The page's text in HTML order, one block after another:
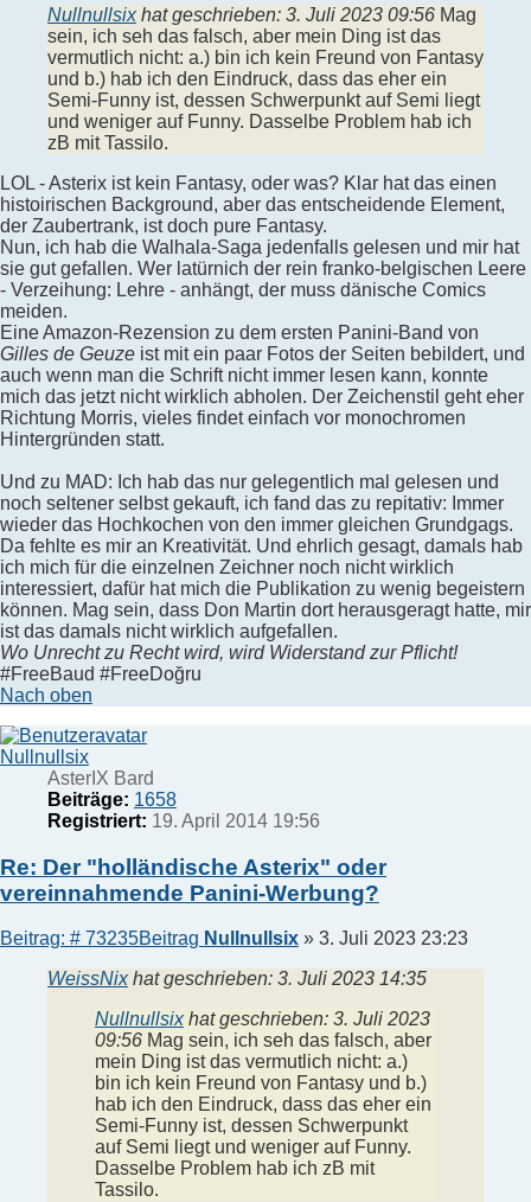
Nullnullsixhat geschrieben: 3. Juli 2023 09:56 Mag
sein, ich seh das falsch, aber mein Ding ist das
vermutlich nicht: a.) bin ich kein Freund von Fantasy
und b.) hab ich den Eindruck, dass das eher ein
Semi-Funny ist, dessen Schwerpunkt auf Semi liegt
und weniger auf Funny. Dasselbe Problem hab ich
zB mit Tassilo.
LOL - Asterix ist kein Fantasy, oder was? Klar hat das einen
histoirischen Background, aber das entscheidende Element,
der Zaubertrank, ist doch pure Fantasy.
Nun, ich hab die Walhala-Saga jedenfalls gelesen und mir hat
sie gut gefallen. Wer latürnich der rein franko-belgischen Leere
- Verzeihung: Lehre - anhängt, der muss dänische Comics
meiden.
Eine Amazon-Rezension zu dem ersten Panini-Band von
Gilles de Geuze ist mit ein paar Fotos der Seiten bebildert, und
auch wenn man die Schrift nicht immer lesen kann, konnte
mich das jetzt nicht wirklich abholen. Der Zeichenstil geht eher
Richtung Morris, vieles findet einfach vor monochromen
Hintergründen statt.
Und zu MAD: Ich hab das nur gelegentlich mal gelesen und
noch seltener selbst gekauft, ich fand das zu repitativ: Immer
wieder das Hochkochen von den immer gleichen Grundgags.
Da fehlte es mir an Kreativität. Und ehrlich gesagt, damals hab
ich mich für die einzelnen Zeichner noch nicht wirklich
interessiert, dafür hat mich die Publikation zu wenig begeistern
können. Mag sein, dass Don Martin dort herausgeragt hatte, mir
ist das damals nicht wirklich aufgefallen.
Wo Unrecht zu Recht wird, wird Widerstand zur Pflicht!
#FreeBaud #FreeDoğru
Nach oben
Nullnullsix
AsterIX Bard
Beiträge: 1658
Registriert: 19. April 2014 19:56
Re: Der "holländische Asterix" oder
vereinnahmende Panini-Werbung?
Beitrag: # 73235Beitrag Nullnullsix » 3. Juli 2023 23:23
WeissNixhat geschrieben: 3. Juli 2023 14:35
Nullnullsixhat geschrieben: 3. Juli 2023
09:56 Mag sein, ich seh das falsch, aber
mein Ding ist das vermutlich nicht: a.)
bin ich kein Freund von Fantasy und b.)
hab ich den Eindruck, dass das eher ein
Semi-Funny ist, dessen Schwerpunkt
auf Semi liegt und weniger auf Funny.
Dasselbe Problem hab ich zB mit
Tassilo.